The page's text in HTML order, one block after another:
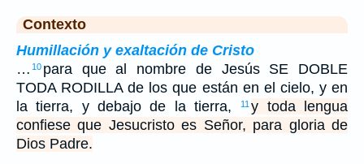
Contexto
Humillación y exaltación de Cristo
… 10 para que al nombre de Jesús SE DOBLE
TODA RODILLA de los que están en el cielo, y en
la tierra, y debajo de la tierra,
11y toda lengua
confiese que Jesucristo es Señor, para gloria de
Dios Padre.